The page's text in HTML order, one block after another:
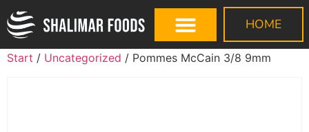
HOME
Start / Uncategorized / Pommes McCain 3/8 9mm